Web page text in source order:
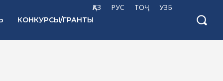
ҚАЗ РУС ТОҶ УЗБ
КОНКУРСЫ/ГРАНТЫ